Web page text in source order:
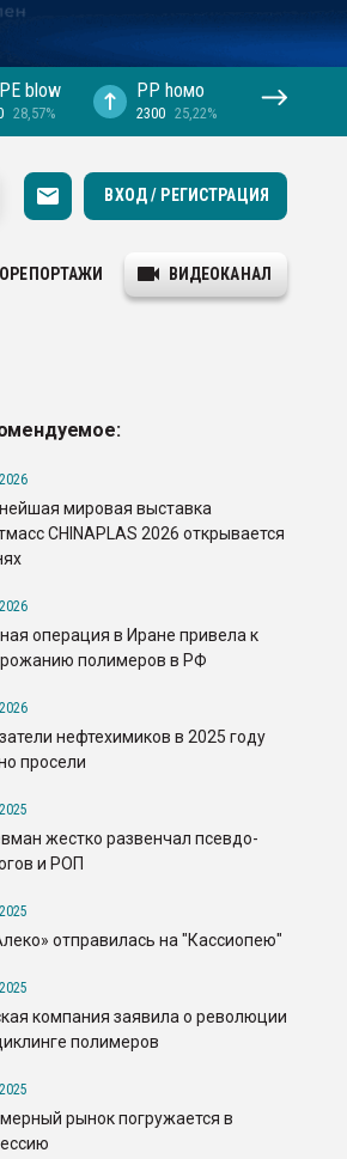
blow
28,57%
PP hомо
2300 25,22%
ВХОД / РЕГИСТРАЦИЯ
ВИДЕОКАНАЛ
мировая выставка
CHINAPLAS 2026 открывается
операция в Иране привела к
полимеров в РФ
нефтехимиков в 2025 году
просели
жестко развенчал псевдо-
и РОП
отправилась на "Кассиопею"
компания заявила о революции
полимеров
рынок погружается в